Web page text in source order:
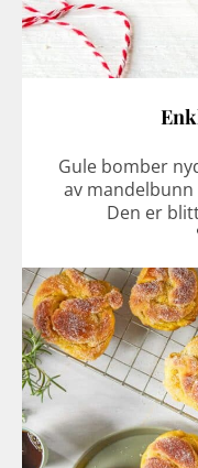
Gule bomber
av mandelbunn
Den er